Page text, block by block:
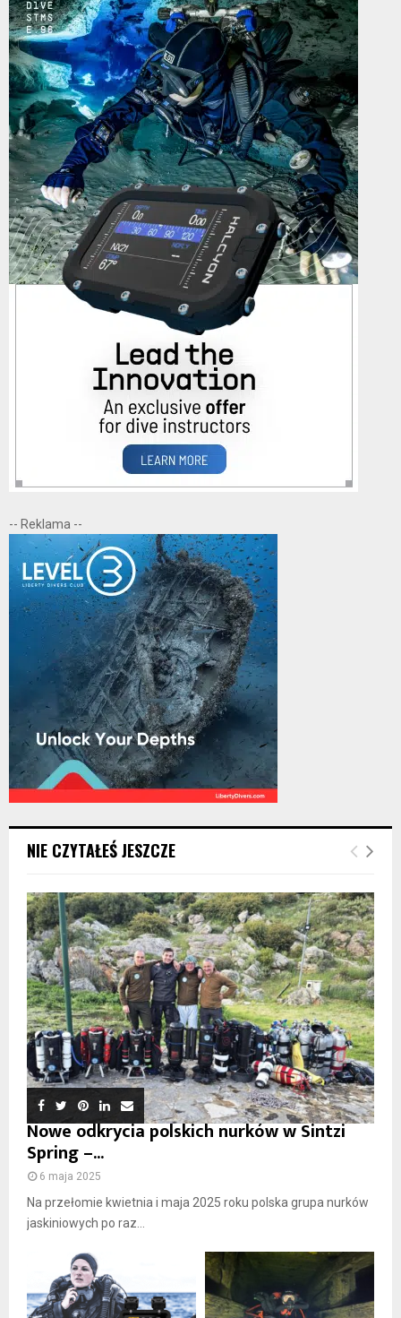
o
r
:
R
C
H
-- Reklama --
NIE CZYTAŁEŚ JESZCZE
Nowe odkrycia polskich nurków w Sintzi
Spring –...
6 maja 2025
Na przełomie kwietnia i maja 2025 roku polska grupa nurków
jaskiniowych po raz...